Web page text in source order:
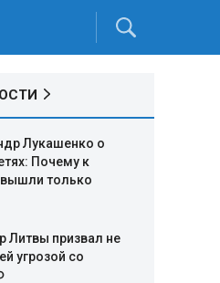
Лукашенко о
Почему к
только
Литвы призвал не
угрозой со